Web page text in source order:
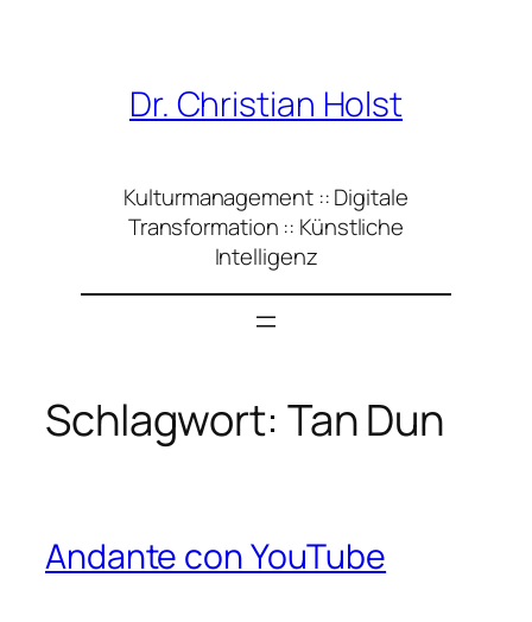
Dr. Christian Holst
Kulturmanagement :: Digitale
Transformation :: Künstliche
Intelligenz
Schlagwort: Tan Dun
Andante con YouTube